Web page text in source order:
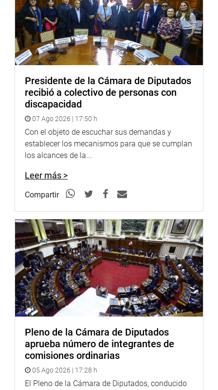
Presidente de la Cámara de Diputados
recibió a colectivo de personas con
discapacidad
07 Ago 2026 | 17:50 h
Con el objeto de escuchar sus demandas y
establecer los mecanismos para que se cumplan
los alcances de la...
Leer más >
Compartir
Pleno de la Cámara de Diputados
aprueba número de integrantes de
comisiones ordinarias
05 Ago 2026 | 17:28 h
El Pleno de la Cámara de Diputados, conducido